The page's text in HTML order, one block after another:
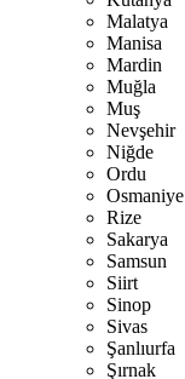
Malatya
Manisa
Mardin
Muğla
Muş
Nevşehir
Niğde
Ordu
Osmaniye
Rize
Sakarya
Samsun
Siirt
Sinop
Sivas
Şanlıurfa
Şırnak